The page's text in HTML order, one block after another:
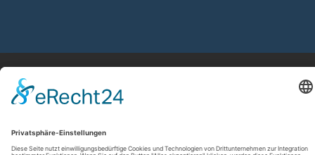
©2026 Atlantische Akademie Rheinland-Pfalz e. V. |
Impressum|Datenschutzerklärung
Cookie-Einstellungen